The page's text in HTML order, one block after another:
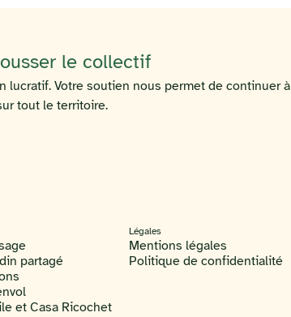
le collectif
lucratif. Votre soutien nous permet de continuer à
tout le territoire.
partagé
et Casa Ricochet
Légales
Mentions légales
Politique de confidentialité